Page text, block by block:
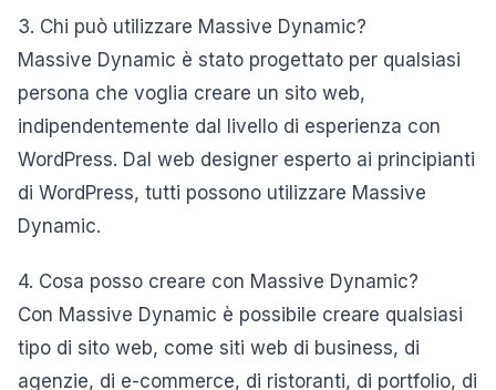
3. Chi può utilizzare Massive Dynamic?
Massive Dynamic è stato progettato per qualsiasi
persona che voglia creare un sito web,
indipendentemente dal livello di esperienza con
WordPress. Dal web designer esperto ai principianti
di WordPress, tutti possono utilizzare Massive
Dynamic.
4. Cosa posso creare con Massive Dynamic?
Con Massive Dynamic è possibile creare qualsiasi
tipo di sito web, come siti web di business, di
agenzie, di e-commerce, di ristoranti, di portfolio, di